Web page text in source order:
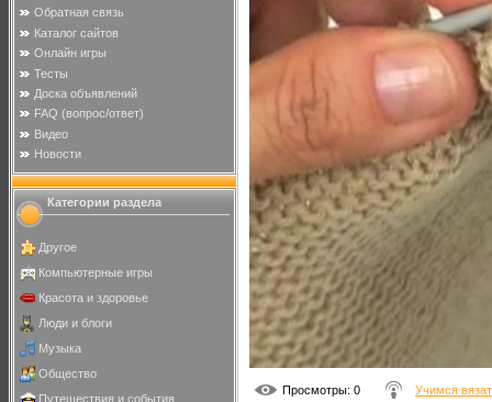
Обратная связь
Каталог сайтов
Онлайн игры
Тесты
Доска объявлений
FAQ (вопрос/ответ)
Видео
Новости
Категории раздела
Другое
Компьютерные игры
Красота и здоровье
Люди и блоги
Музыка
Общество
Путешествия и события
Просмотры: 0 Учимся